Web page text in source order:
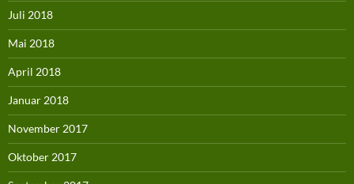
Juli 2018
Mai 2018
April 2018
Januar 2018
November 2017
Oktober 2017